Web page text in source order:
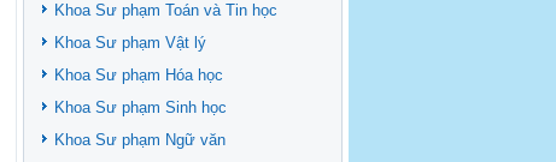
Khoa Sư phạm Toán và Tin học
Khoa Sư phạm Vật lý
Khoa Sư phạm Hóa học
Khoa Sư phạm Sinh học
Khoa Sư phạm Ngữ văn